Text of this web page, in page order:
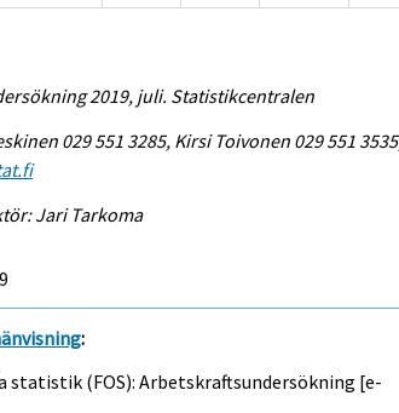
2019, juli. Statistikcentralen
029 551 3285, Kirsi Toivonen 029 551
Jari Tarkoma
:
statistik (FOS): Arbetskraftsundersökning [e-